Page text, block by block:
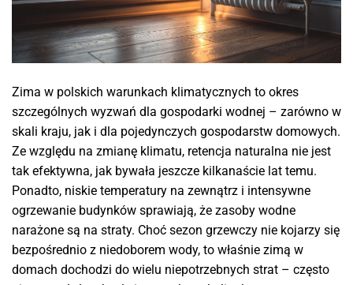
Zima w polskich warunkach klimatycznych to okres
szczególnych wyzwań dla gospodarki wodnej – zarówno w
skali kraju, jak i dla pojedynczych gospodarstw domowych.
Ze względu na zmianę klimatu, retencja naturalna nie jest
tak efektywna, jak bywała jeszcze kilkanaście lat temu.
Ponadto, niskie temperatury na zewnątrz i intensywne
ogrzewanie budynków sprawiają, że zasoby wodne
narażone są na straty. Choć sezon grzewczy nie kojarzy się
bezpośrednio z niedoborem wody, to właśnie zimą w
domach dochodzi do wielu niepotrzebnych strat – często